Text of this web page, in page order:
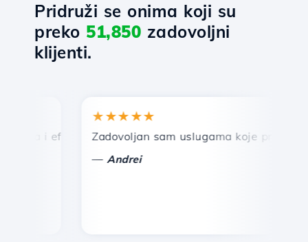
Pridruži se onima koji su
preko 51,850 zadovoljni
klijenti.
i efikasna tehnička podrška.
★★★★★
Zadovoljan sam uslugama koje pruža
Andrei